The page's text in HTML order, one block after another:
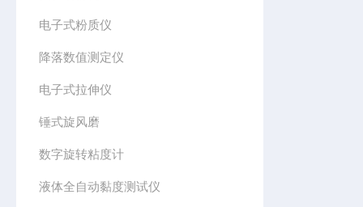
电子式粉质仪
降落数值测定仪
电子式拉伸仪
锤式旋风磨
数字旋转粘度计
液体全自动黏度测试仪